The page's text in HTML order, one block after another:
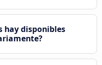
hay disponibles